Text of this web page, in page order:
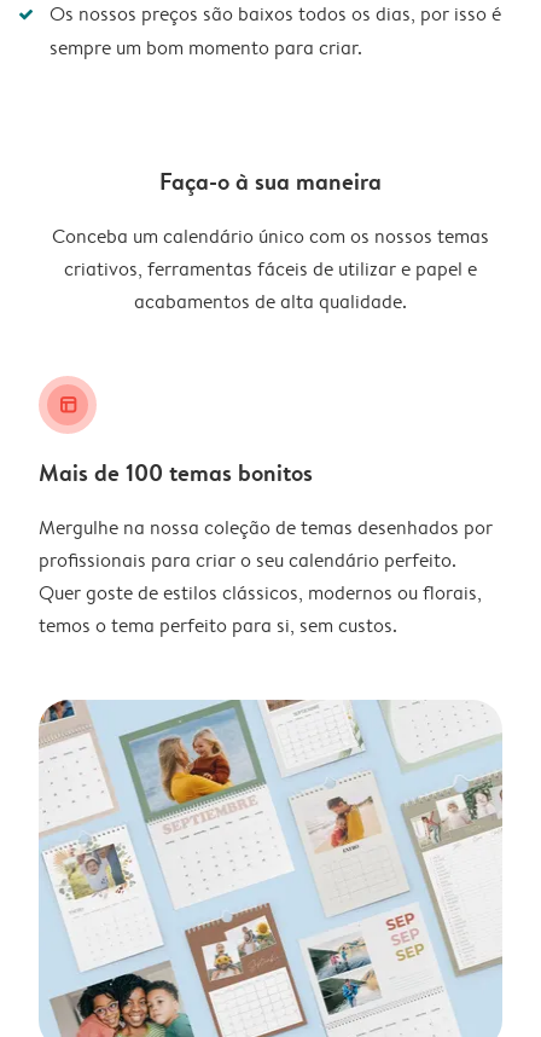
Os nossos preços são baixos todos os dias, por isso é
sempre um bom momento para criar.
Faça-o à sua maneira
Conceba um calendário único com os nossos temas
criativos, ferramentas fáceis de utilizar e papel e
acabamentos de alta qualidade.
layout_alt
Mais de 100 temas bonitos
Mergulhe na nossa coleção de temas desenhados por
profissionais para criar o seu calendário perfeito.
Quer goste de estilos clássicos, modernos ou florais,
temos o tema perfeito para si, sem custos.